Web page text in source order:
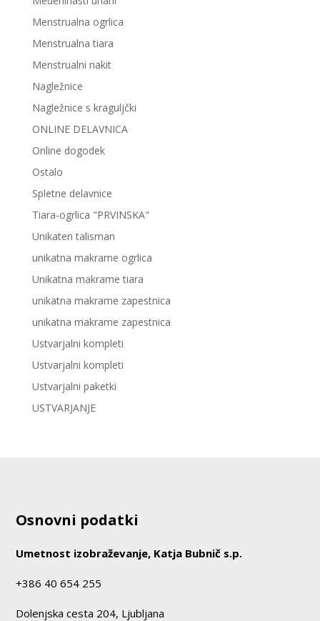
Menstrualna ogrlica
Menstrualna tiara
Menstrualni nakit
Nagležnice
Nagležnice s kraguljčki
ONLINE DELAVNICA
Online dogodek
Ostalo
Spletne delavnice
Tiara-ogrlica "PRVINSKA"
Unikaten talisman
unikatna makrame ogrlica
Unikatna makrame tiara
unikatna makrame zapestnica
unikatna makrame zapestnica
Ustvarjalni kompleti
Ustvarjalni kompleti
Ustvarjalni paketki
USTVARJANJE
Osnovni podatki
Umetnost izobraževanje, Katja Bubnič s.p.
+386 40 654 255
Dolenjska cesta 204, Ljubljana